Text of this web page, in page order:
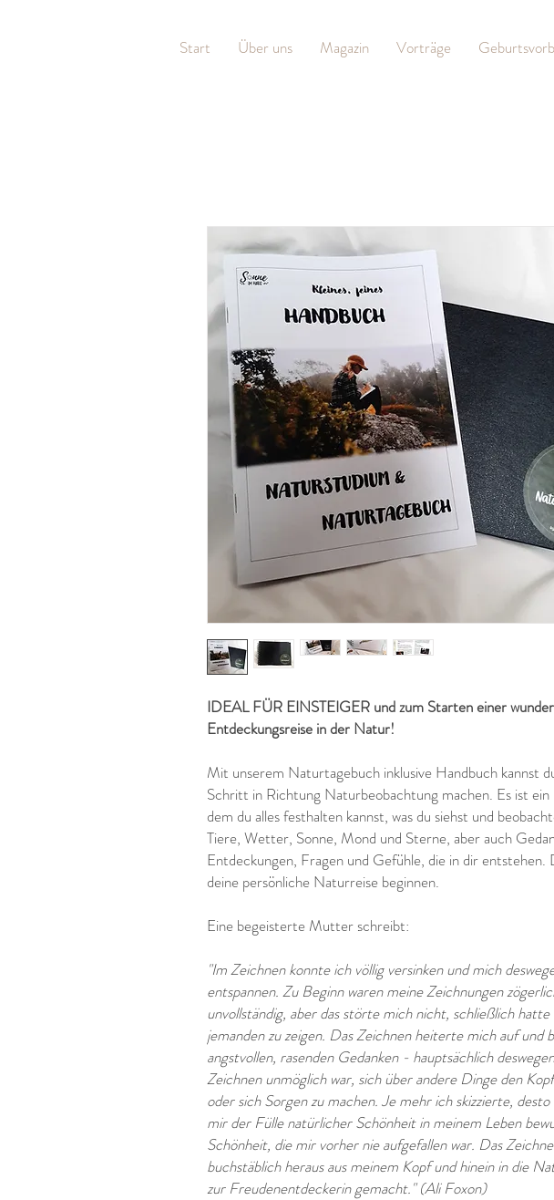
Start Über uns Magazin Vorträge
IDEAL FÜR EINSTEIGER und zum Starten einer
Entdeckungsreise in der Natur!
Mit unserem Naturtagebuch inklusive Handbuch kannst
Schritt in Richtung Naturbeobachtung machen. Es ist ein
dem du alles festhalten kannst, was du siehst und
Tiere, Wetter, Sonne, Mond und Sterne, aber auch
Entdeckungen, Fragen und Gefühle, die in dir entstehen.
deine persönliche Naturreise beginnen.
Eine begeisterte Mutter schreibt:
"Im Zeichnen konnte ich völlig versinken und mich
entspannen. Zu Beginn waren meine Zeichnungen
unvollständig, aber das störte mich nicht, schließlich
jemanden zu zeigen. Das Zeichnen heiterte mich auf und
angstvollen, rasenden Gedanken - hauptsächlich
Zeichnen unmöglich war, sich über andere Dinge den
oder sich Sorgen zu machen. Je mehr ich skizzierte,
mir der Fülle natürlicher Schönheit in meinem Leben
Schönheit, die mir vorher nie aufgefallen war. Das
buchstäblich heraus aus meinem Kopf und hinein in die
zur Freudenentdeckerin gemacht." (Ali Foxon)